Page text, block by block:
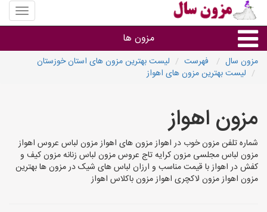
منوی
سایت
سال
مزون ها
گروه ها
مزون سال فهرست
لیست بهترین مزون های استان خوزستان
لیست بهترین مزون های اهواز
مزون اهواز
شماره تلفن مزون خوب در اهواز مزون های اهواز مزون لباس عروس اهواز
مزون لباس مجلسی مزون کرایه تاج عروس مزون لباس زنانه مزون کیف و
کفش در اهواز با قیمت مناسب و ارزان لباس های شیک در مزون ها بهترین
مزون اهواز مزون لاکچری اهواز مزون باکلاس اهواز